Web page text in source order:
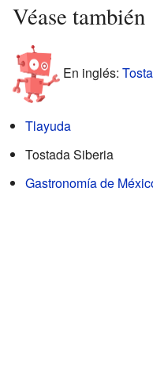
Véase también
En inglés:
Tlayuda
Tostada Siberia
Gastronomía de